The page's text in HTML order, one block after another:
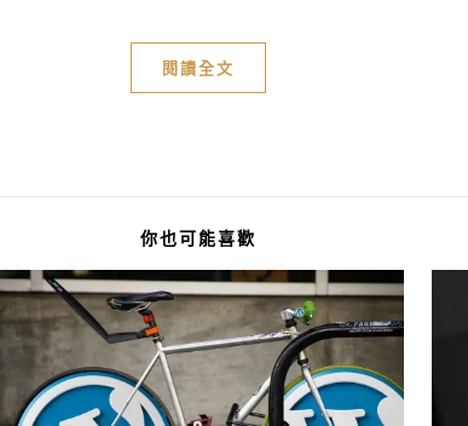
閱讀全文
你也可能喜歡